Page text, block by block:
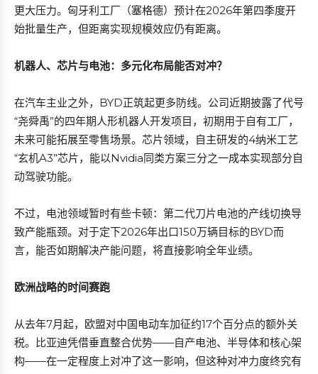
更大压力。匈牙利工厂（塞格德）预计在2026年第四季度开
始批量生产，但距离实现规模效应仍有距离。
机器人、芯片与电池：多元化布局能否对冲？
在汽车主业之外，BYD正筑起更多防线。公司近期披露了代号
“尧舜禹”的四年期人形机器人开发项目，初期用于自有工厂，
未来可能拓展至零售场景。芯片领域，自主研发的4纳米工艺
“玄机A3”芯片，能以Nvidia同类方案三分之一成本实现部分自
动驾驶功能。
不过，电池领域暂时有些卡顿：第二代刀片电池的产线切换导
致产能瓶颈。对于定下2026年出口150万辆目标的BYD而
言，能否如期解决产能问题，将直接影响全年业绩。
欧洲战略的时间赛跑
从去年7月起，欧盟对中国电动车加征约17个百分点的额外关
税。比亚迪凭借垂直整合优势——自产电池、半导体和核心架
构——在一定程度上对冲了这一影响，但这种对冲力度终究有